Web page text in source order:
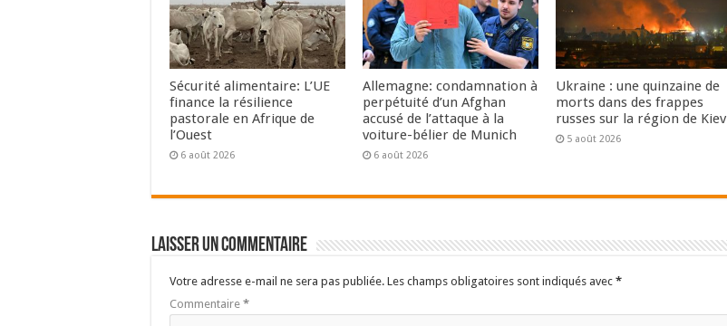
Sécurité alimentaire: L’UE
finance la résilience
pastorale en Afrique de
l’Ouest
6 août 2026
Allemagne: condamnation à
perpétuité d’un Afghan
accusé de l’attaque à la
voiture-bélier de Munich
6 août 2026
Ukraine : une quinzaine de
morts dans des frappes
russes sur la région de Kiev
5 août 2026
Laisser un commentaire
Votre adresse e-mail ne sera pas publiée. Les champs obligatoires sont indiqués avec *
Commentaire *